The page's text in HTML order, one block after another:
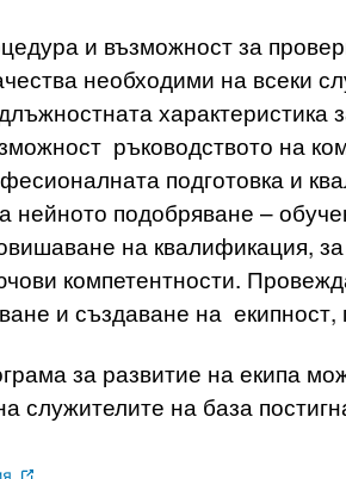
и възможност за
необходими на всеки
характеристика
ръководството на
подготовка и
нейното подобряване –
на квалификация,
компетентности.
и създаване на
за развитие на екипа
служителите на база